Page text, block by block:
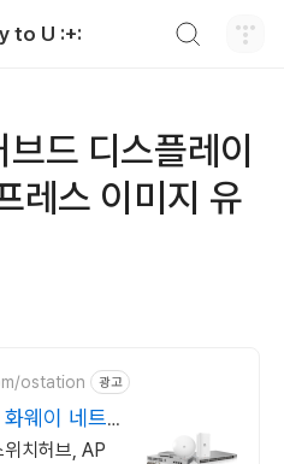
to U :+:
드 디스플레이
레스 이미지 유
ostation 광고
웨이 네트
치허브, AP